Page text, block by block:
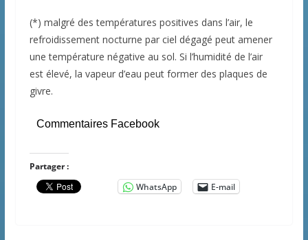
(*) malgré des températures positives dans l’air, le
refroidissement nocturne par ciel dégagé peut amener
une température négative au sol. Si l’humidité de l’air
est élevé, la vapeur d’eau peut former des plaques de
givre.
Commentaires Facebook
Partager :
WhatsApp
E-mail